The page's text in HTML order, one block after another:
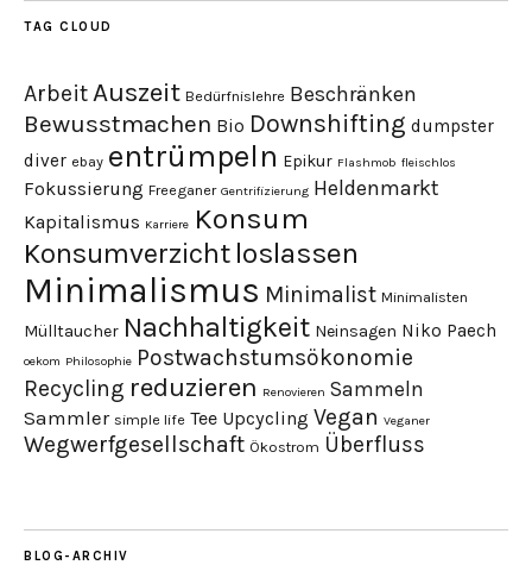
TAG CLOUD
ArbeitAuszeit Bedürfnislehre Beschränken
Bewusstmachen Bio Downshifting dumpster
diver ebay entrümpeln Epikur Flashmob fleischlos
Fokussierung Freeganer Gentrifizierung Heldenmarkt
Kapitalismus Karriere Konsum
Konsumverzicht loslassen
Minimalismus Minimalist Minimalisten
Mülltaucher Nachhaltigkeit Neinsagen Niko Paech
oekom Philosophie Postwachstumsökonomie
Recycling reduzieren Renovieren Sammeln
Sammler simple life Tee Upcycling Vegan Veganer
Wegwerfgesellschaft Ökostrom Überfluss
BLOG-ARCHIV